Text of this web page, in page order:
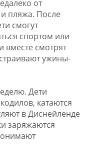
от
пляжа. После
смогут
спортом или
смотрят
ужины-
Дети
катаются
в Диснейленде
заряжаются